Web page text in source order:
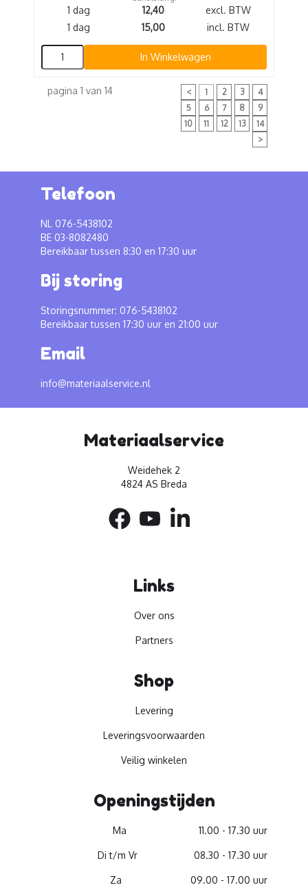
1 dag 12,40
excl. BTW
1 dag
15,00 incl. BTW
In Winkelwagen
pagina 1 van 14 < 1 2 3
4
5
6 7 8
9
10
11 12 13
14
>
Telefoon
NL 076-5438102
BE 03-8082480
Bereikbaar tussen 8:30 en 17:30 uur
Bij storing
Storingsnummer: 076-5438102
Bereikbaar tussen 17:30 uur en 21:00 uur
Email
info@materiaalservice.nl
Materiaalservice
Weidehek 2
4824 AS Breda
Links
Over ons
Partners
Shop
Levering
Leveringsvoorwaarden
Veilig winkelen
Openingstijden
Ma 11.00 - 17.30 uur
Di t/m Vr 08.30 - 17.30 uur
Za 09.00 - 17.00 uur